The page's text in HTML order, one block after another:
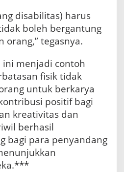
disabilitas) harus
boleh bergantung
orang,” tegasnya.
menjadi contoh
fisik tidak
untuk berkarya
kreativitas dan
berhasil
bagi para penyandang